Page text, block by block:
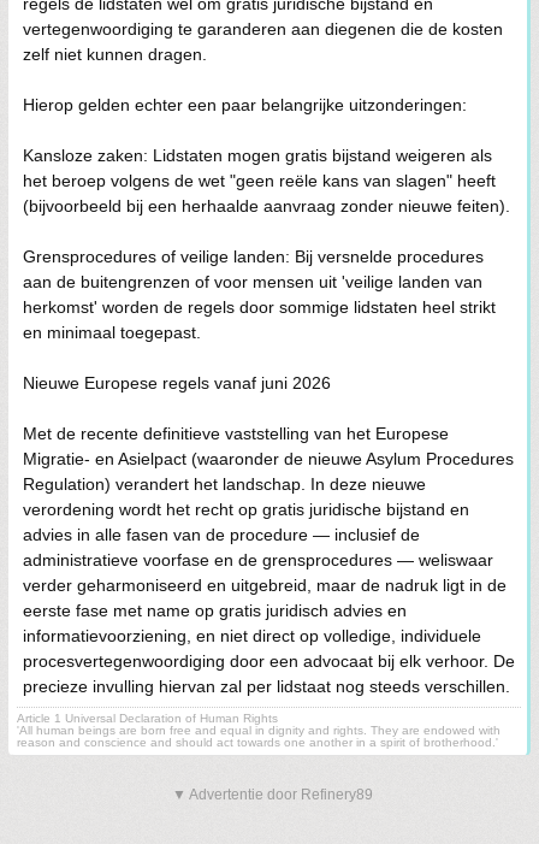
vertegenwoordiging te garanderen aan diegenen die de kosten
zelf niet kunnen dragen.
Hierop gelden echter een paar belangrijke uitzonderingen:
Kansloze zaken: Lidstaten mogen gratis bijstand weigeren als
het beroep volgens de wet "geen reële kans van slagen" heeft
(bijvoorbeeld bij een herhaalde aanvraag zonder nieuwe feiten).
Grensprocedures of veilige landen: Bij versnelde procedures
aan de buitengrenzen of voor mensen uit 'veilige landen van
herkomst' worden de regels door sommige lidstaten heel strikt
en minimaal toegepast.
Nieuwe Europese regels vanaf juni 2026
Met de recente definitieve vaststelling van het Europese
Migratie- en Asielpact (waaronder de nieuwe Asylum Procedures
Regulation) verandert het landschap. In deze nieuwe
verordening wordt het recht op gratis juridische bijstand en
advies in alle fasen van de procedure — inclusief de
administratieve voorfase en de grensprocedures — weliswaar
verder geharmoniseerd en uitgebreid, maar de nadruk ligt in de
eerste fase met name op gratis juridisch advies en
informatievoorziening, en niet direct op volledige, individuele
procesvertegenwoordiging door een advocaat bij elk verhoor. De
precieze invulling hiervan zal per lidstaat nog steeds verschillen.
Article 1 Universal Declaration of Human Rights
'All human beings are born free and equal in dignity and rights. They are endowed with
reason and conscience and should act towards one another in a spirit of brotherhood.'
▼ Advertentie door Refinery89